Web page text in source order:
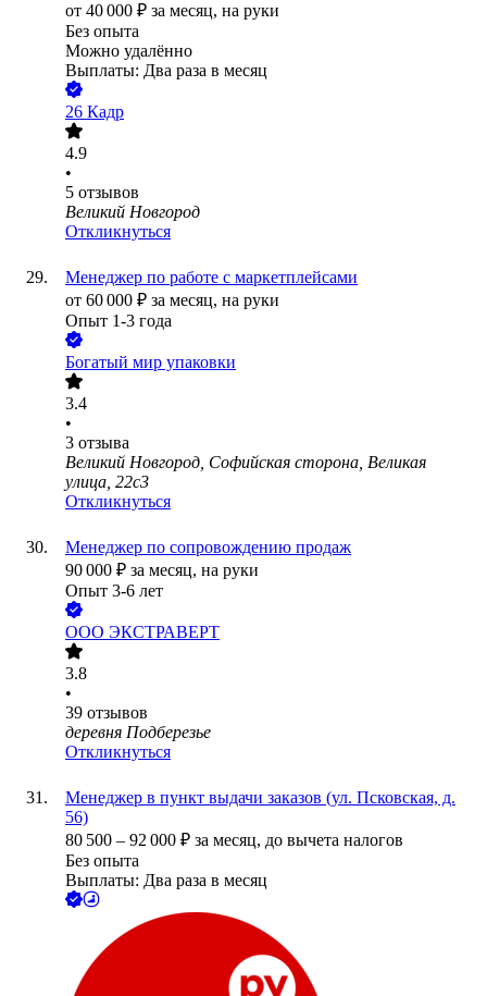
от 40 000 ₽ за месяц, на руки
Без опыта
Можно удалённо
Выплаты: Два раза в месяц
26 Кадр
4.9
•
5 отзывов
Великий Новгород
Откликнуться
Менеджер по работе с маркетплейсами
от 60 000 ₽ за месяц, на руки
Опыт 1-3 года
Богатый мир упаковки
3.4
•
3 отзыва
Великий Новгород, Софийская сторона, Великая
улица, 22с3
Откликнуться
Менеджер по сопровождению продаж
90 000 ₽ за месяц, на руки
Опыт 3-6 лет
ООО ЭКСТРАВЕРТ
3.8
•
39 отзывов
деревня Подберезье
Откликнуться
Менеджер в пункт выдачи заказов (ул. Псковская, д.
56)
80 500 – 92 000 ₽ за месяц, до вычета налогов
Без опыта
Выплаты: Два раза в месяц